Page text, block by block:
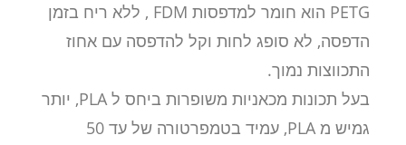
PETG הוא חומר למדפסות FDM , ללא ריח בזמן
הדפסה, לא סופג לחות וקל להדפסה עם אחוז
התכווצות נמוך.
בעל תכונות מכאניות משופרות ביחס ל PLA, יותר
גמיש מ PLA, עמיד בטמפרטורה של עד 50